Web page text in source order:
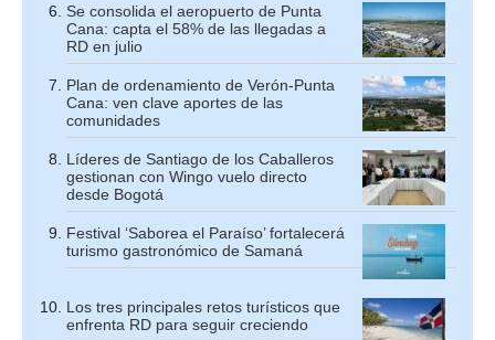
Se consolida el aeropuerto de Punta
Cana: capta el 58% de las llegadas a
RD en julio
Plan de ordenamiento de Verón-Punta
Cana: ven clave aportes de las
comunidades
Líderes de Santiago de los Caballeros
gestionan con Wingo vuelo directo
desde Bogotá
Festival ‘Saborea el Paraíso’ fortalecerá
turismo gastronómico de Samaná
Los tres principales retos turísticos que
enfrenta RD para seguir creciendo